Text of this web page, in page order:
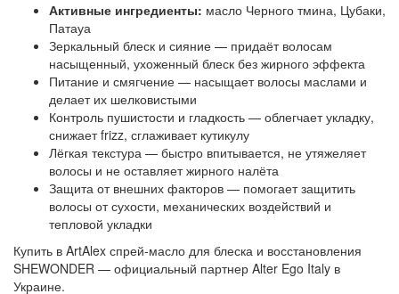
Активные ингредиенты: масло Черного тмина, Цубаки,
Патауа
Зеркальный блеск и сияние — придаёт волосам
насыщенный, ухоженный блеск без жирного эффекта
Питание и смягчение — насыщает волосы маслами и
делает их шелковистыми
Контроль пушистости и гладкость — облегчает укладку,
снижает frizz, сглаживает кутикулу
Лёгкая текстура — быстро впитывается, не утяжеляет
волосы и не оставляет жирного налёта
Защита от внешних факторов — помогает защитить
волосы от сухости, механических воздействий и
тепловой укладки
Купить в ArtAlex спрей-масло для блеска и восстановления
SHEWONDER — официальный партнер Alter Ego Italy в
Украине.